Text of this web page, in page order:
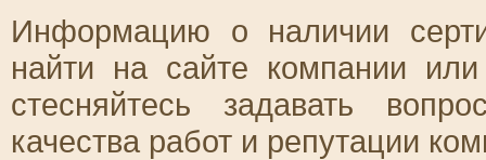
Информацию о наличии
найти на сайте компании
стесняйтесь задавать
качества работ и репутации